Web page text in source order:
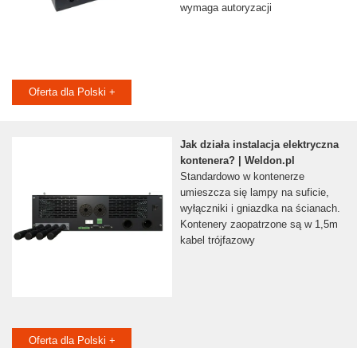
wymaga autoryzacji
Oferta dla Polski +
Jak działa instalacja elektryczna
kontenera? | Weldon.pl
Standardowo w kontenerze
umieszcza się lampy na suficie,
wyłączniki i gniazdka na ścianach.
Kontenery zaopatrzone są w 1,5m
kabel trójfazowy
Oferta dla Polski +